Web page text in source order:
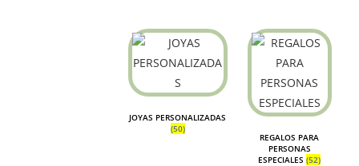
JOYAS PERSONALIZADAS
(50)
REGALOS PARA
PERSONAS
ESPECIALES(52)